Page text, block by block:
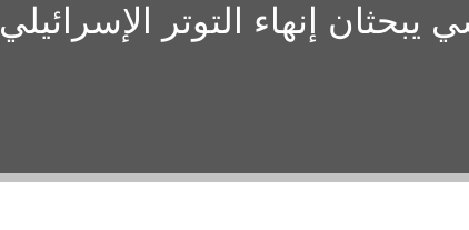
يبحثان إنهاء التوتر الإسرائيلي